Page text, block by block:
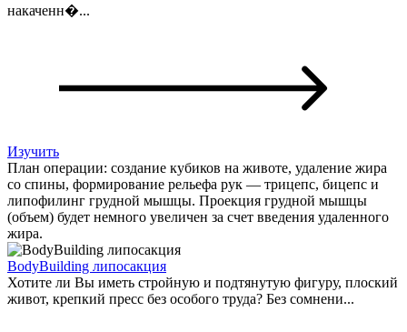
накаченн�...
Изучить
План операции: создание кубиков на животе, удаление жира
со спины, формирование рельефа рук — трицепс, бицепс и
липофилинг грудной мышцы. Проекция грудной мышцы
(объем) будет немного увеличен за счет введения удаленного
жира.
BodyBuilding липосакция
Хотите ли Вы иметь стройную и подтянутую фигуру, плоский
живот, крепкий пресс без особого труда? Без сомнени...